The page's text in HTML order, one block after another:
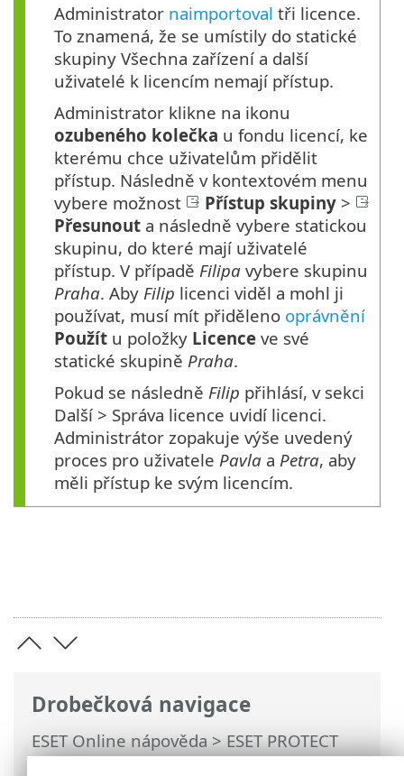
Drobečková navigace
ESET Online nápověda>ESET PROTECT
On-Prem>Používání ESET PROTECT On-
Administrator naimportoval tři licence.
To znamená, že se umístily do statické
skupiny Všechna zařízení a další
uživatelé k licencím nemají přístup.
Administrator klikne na ikonu
ozubeného kolečka u fondu licencí, ke
kterému chce uživatelům přidělit
přístup. Následně v kontextovém menu
vybere možnost
Přístup skupiny >
Přesunout a následně vybere statickou
skupinu, do které mají uživatelé
přístup. V případě Filipa vybere skupinu
Praha. Aby Filip licenci viděl a mohl ji
používat, musí mít přiděleno oprávnění
Použít u položky Licence ve své
statické skupině Praha.
Pokud se následně Filip přihlásí, v sekci
Další > Správa licence uvidí licenci.
Administrátor zopakuje výše uvedený
proces pro uživatele Pavla a Petra, aby
měli přístup ke svým licencím.